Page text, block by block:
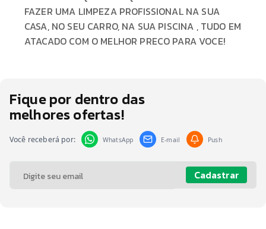
FAZER UMA LIMPEZA PROFISSIONAL NA SUA
CASA, NO SEU CARRO, NA SUA PISCINA , TUDO EM
ATACADO COM O MELHOR PRECO PARA VOCE!
Fique por dentro das
melhores ofertas!
Você receberá por: WhatsApp E-mail Push
Cadastrar